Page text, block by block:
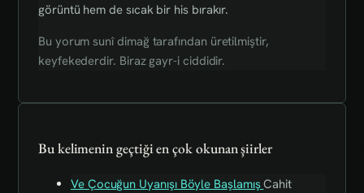
görüntü hem de sıcak bir his bırakır.
Bu yorum sunî dimağ tarafından üretilmiştir,
keyfekederdir. Biraz gayr-i ciddidir.
Bu kelimenin geçtiği en çok okunan şiirler
Ve Çocuğun Uyanışı Böyle BaşlamışCahit